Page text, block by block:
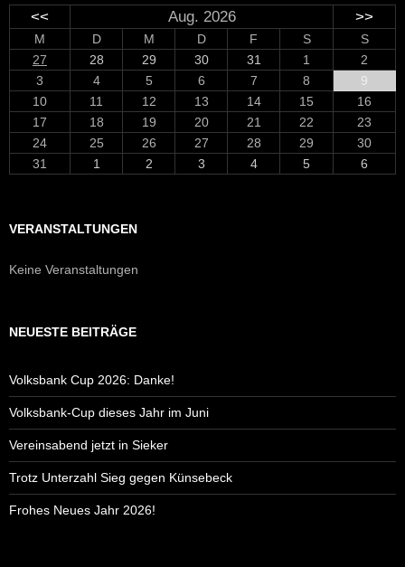
<< Aug. 2026 >>
M D M D F S
S
27
28 29 30 31 1
2
3
4 5 6 7 8
9
10
11 12 13 14 15
16
17
18 19 20 21 22
23
24
25 26 27 28 29
30
31
1 2 3 4 5 6
VERANSTALTUNGEN
Keine Veranstaltungen
NEUESTE BEITRÄGE
Volksbank Cup 2026: Danke!
Volksbank-Cup dieses Jahr im Juni
Vereinsabend jetzt in Sieker
Trotz Unterzahl Sieg gegen Künsebeck
Frohes Neues Jahr 2026!